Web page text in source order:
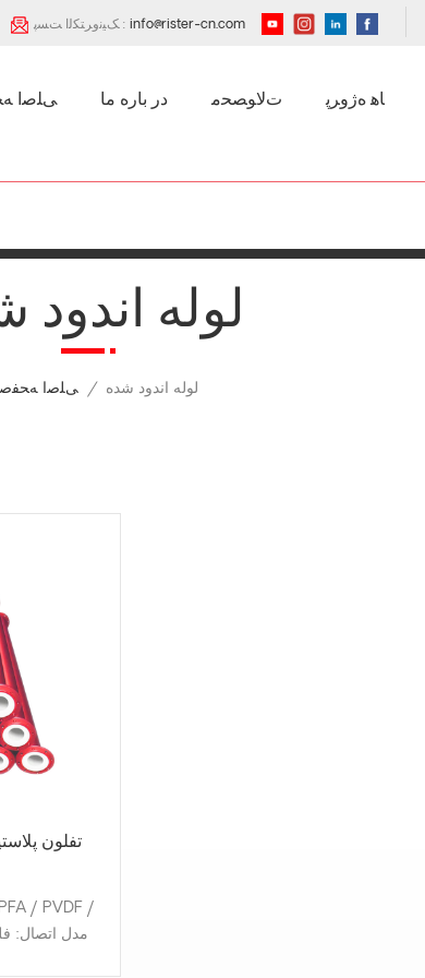
ﮏﯿﻧﻭﺮﺘﮑﻟﺍ ﺖﺴﭘ : info@rister-cn.com
ﯽﻠﺻﺍ در باره ما ﺕﻻ ﻮﺼﺤﻣ ﺎﻫ ﻩﮊﻭﺮﭘ
لوله اندود
ﯽﻠﺻﺍ / لوله اندود شده
تفلون